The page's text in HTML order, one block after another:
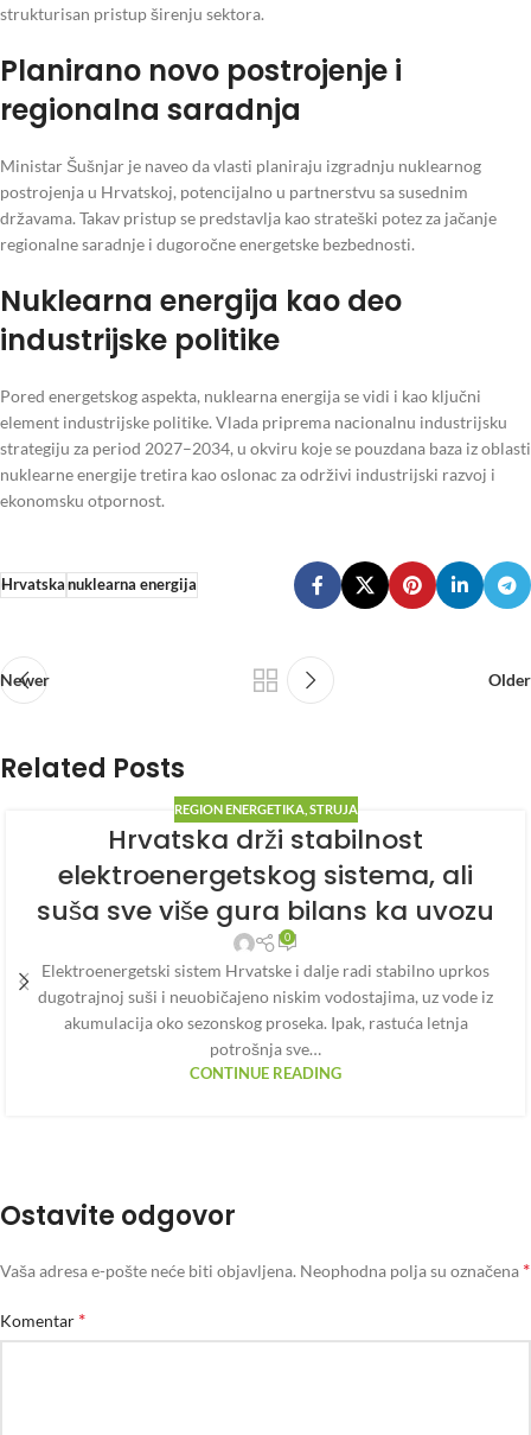
strukturisan pristup širenju sektora.
Planirano novo postrojenje i
regionalna saradnja
Ministar Šušnjar je naveo da vlasti planiraju izgradnju nuklearnog
postrojenja u Hrvatskoj, potencijalno u partnerstvu sa susednim
državama. Takav pristup se predstavlja kao strateški potez za jačanje
regionalne saradnje i dugoročne energetske bezbednosti.
Nuklearna energija kao deo
industrijske politike
Pored energetskog aspekta, nuklearna energija se vidi i kao ključni
element industrijske politike. Vlada priprema nacionalnu industrijsku
strategiju za period 2027–2034, u okviru koje se pouzdana baza iz oblasti
nuklearne energije tretira kao oslonac za održivi industrijski razvoj i
ekonomsku otpornost.
Hrvatska nuklearna energija
Newer Older
Related Posts
REGION ENERGETIKA, STRUJA
Hrvatska drži stabilnost
elektroenergetskog sistema, ali
suša sve više gura bilans ka uvozu
0
Elektroenergetski sistem Hrvatske i dalje radi stabilno uprkos
dugotrajnoj suši i neuobičajeno niskim vodostajima, uz vode iz
akumulacija oko sezonskog proseka. Ipak, rastuća letnja
potrošnja sve…
CONTINUE READING
Ostavite odgovor
Vaša adresa e-pošte neće biti objavljena. Neophodna polja su označena *
Komentar *